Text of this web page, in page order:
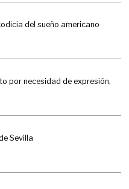
del sueño americano
por necesidad de expresión,
Sevilla